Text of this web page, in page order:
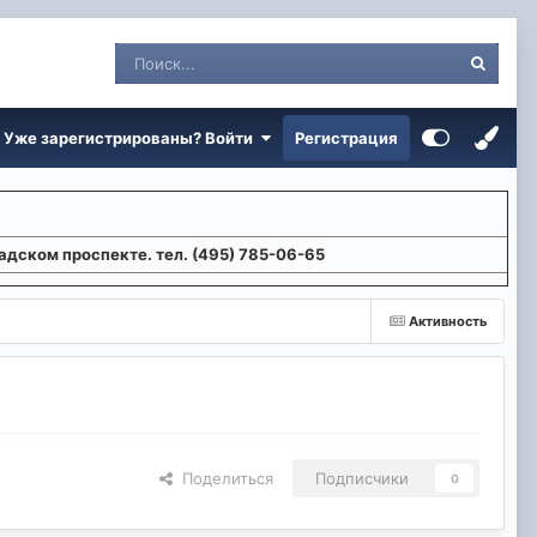
Уже зарегистрированы? Войти Регистрация
проспекте. тел. (495) 785-06-65
Активность
Поделиться Подписчики 0